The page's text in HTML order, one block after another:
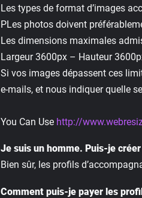
Les types de format d’images
PLes photos doivent
Les dimensions maximales
Largeur 3600px – Hauteur
Si vos images dépassent ces
e-mails, et nous indiquer quelle
You Can Use http://
Je suis un homme. Puis-je
Bien sûr, les profils
Comment puis-je payer les